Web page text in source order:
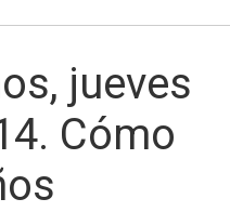
jueves
Cómo